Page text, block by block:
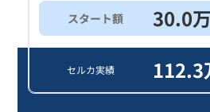
スタート額 30.0万
セルカ実績 112.3